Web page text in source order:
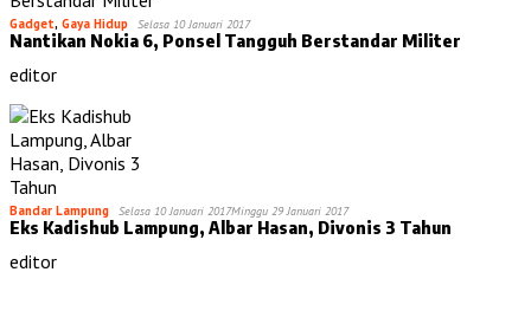
Gadget, Gaya Hidup Selasa 10 Januari 2017
Nantikan Nokia 6, Ponsel Tangguh Berstandar Militer
editor
Bandar Lampung Selasa 10 Januari 2017Minggu 29 Januari 2017
Eks Kadishub Lampung, Albar Hasan, Divonis 3 Tahun
editor